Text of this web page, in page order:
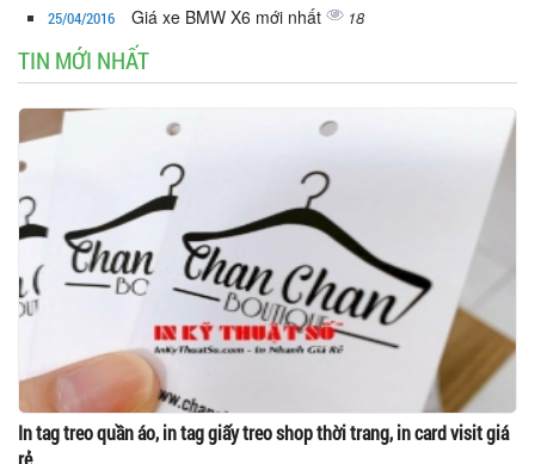
25/04/2016 Giá xe BMW X6 mới nhất 18
TIN MỚI NHẤT
In tag treo quần áo, in tag giấy treo shop thời trang, in card visit giá
rẻ